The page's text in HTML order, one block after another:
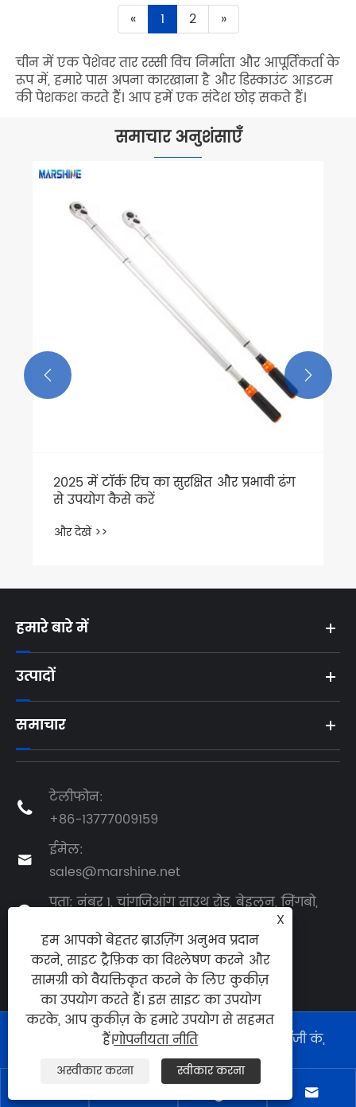
« 1 2 »
चीन में एक पेशेवर तार रस्सी विंच निर्माता और आपूर्तिकर्ता के
रूप में, हमारे पास अपना कारखाना है और डिस्काउंट आइटम
की पेशकश करते हैं। आप हमें एक संदेश छोड़ सकते हैं।
समाचार अनुशंसाएँ
2025 में टॉर्क रिंच का सुरक्षित और प्रभावी ढंग
से उपयोग कैसे करें
और देखें >>
 
हमारे बारे में
उत्पादों
समाचार

टेलीफोन:
+86-13777009159

ईमेल:
sales@marshine.net

पता: नंबर 1, चांगजिआंग साउथ रोड, बेइलुन, निंगबो,
कॉपीराइट © 2025 निंगबो मार्शिन पावर टेक्नोलॉजी कं,
लिमिटेड सभी अधिकार सुरक्षित।
| Sitemap RSS | XML | गोपनीयता नीति

X
हम आपको बेहतर ब्राउज़िंग अनुभव प्रदान
करने, साइट ट्रैफ़िक का विश्लेषण करने और
सामग्री को वैयक्तिकृत करने के लिए कुकीज़
का उपयोग करते हैं। इस साइट का उपयोग
करके, आप कुकीज़ के हमारे उपयोग से सहमत
हैं।गोपनीयता नीति
अस्वीकार करना स्वीकार करना